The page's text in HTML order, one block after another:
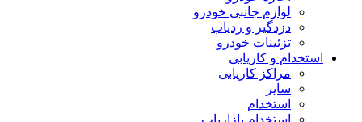
لوازم جانبی خودرو
دزدگیر و ردیاب
تزئینات خودرو
استخدام و کاریابی
مراکز کاریابی
سایر
استخدام